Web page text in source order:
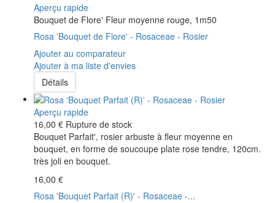
Aperçu rapide
Bouquet de Flore' Fleur moyenne rouge, 1m50
Rosa 'Bouquet de Flore' - Rosaceae - Rosier
Ajouter au comparateur
Ajouter à ma liste d'envies
Détails
Aperçu rapide
16,00 € Rupture de stock
Bouquet Parfait', rosier arbuste à fleur moyenne en
bouquet, en forme de soucoupe plate rose tendre, 120cm.
très joli en bouquet.
16,00 €
Rosa 'Bouquet Parfait (R)' - Rosaceae -...